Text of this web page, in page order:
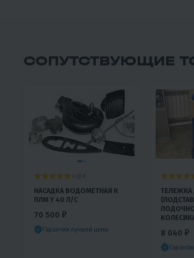
СОПУТСТВУЮЩИЕ
НАСАДКА ВОДОМЕТНАЯ К
ПЛМ Y 40 Л/С
70 500 ₽
Гарантия лучшей цены
ТЕЛЕЖКА
8 040 ₽